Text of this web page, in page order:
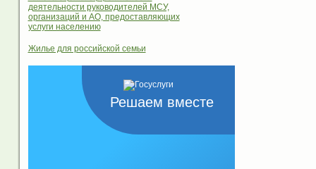
деятельности руководителей МСУ,
организаций и АО, предоставляющих
услуги населению
Жилье для российской семьи
Решаем вместе